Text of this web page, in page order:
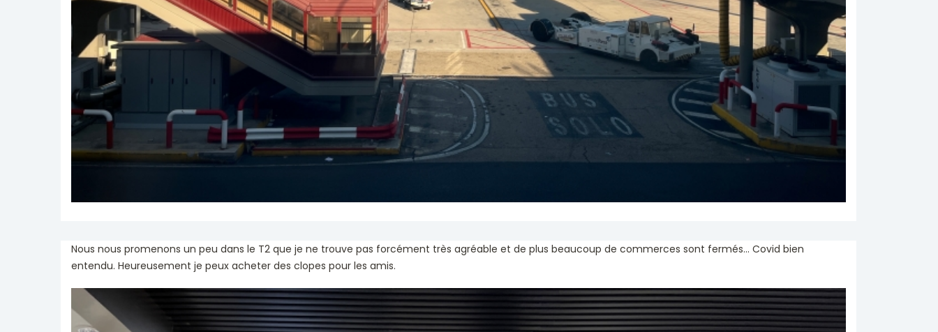
Nous nous promenons un peu dans le T2 que je ne trouve pas forcément très agréable et de plus beaucoup de commerces sont fermés... Covid bien
entendu. Heureusement je peux acheter des clopes pour les amis.